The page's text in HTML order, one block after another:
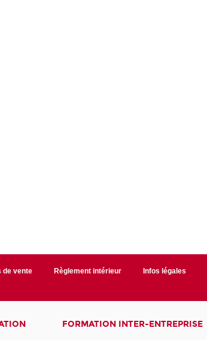
de vente Règlement intérieur Infos légales
FORMATION INTER-ENTREPRISE